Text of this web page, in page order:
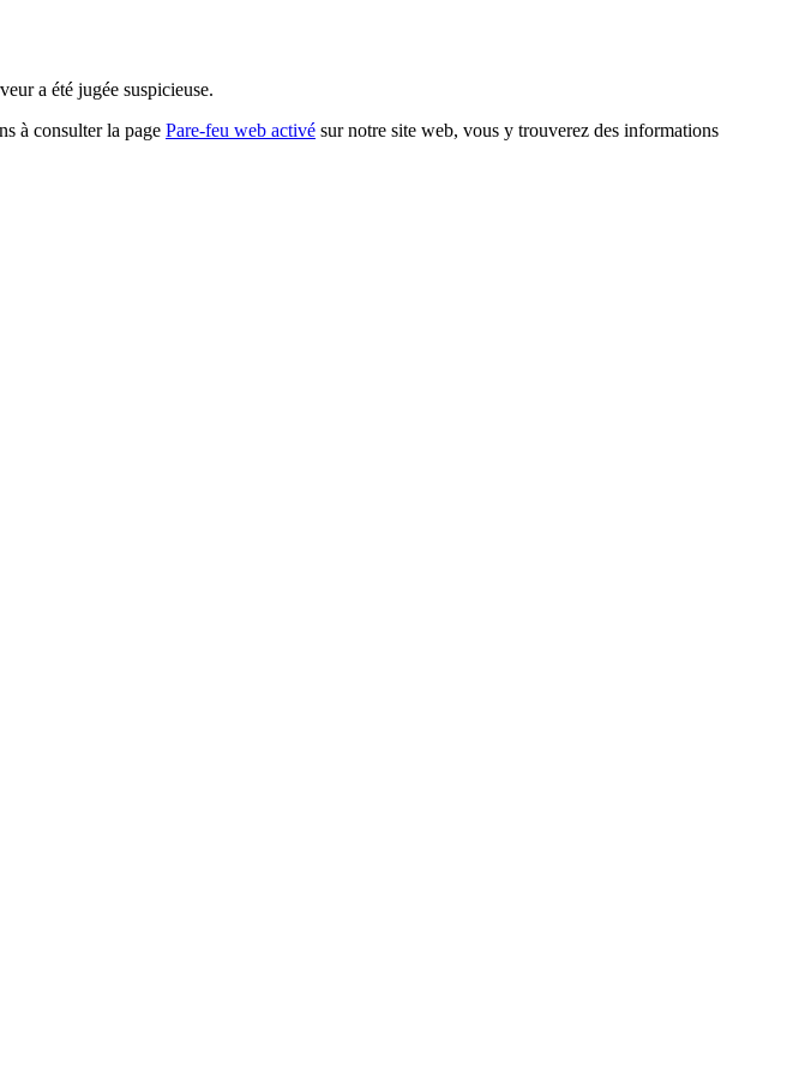
a été jugée suspicieuse.
à consulter la page Pare-feu web activé sur notre site web, vous y trouverez des informations